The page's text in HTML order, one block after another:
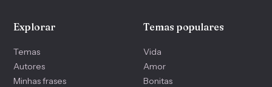
Explorar
Temas
Autores
Minhas frases
Temas populares
Vida
Amor
Bonitas